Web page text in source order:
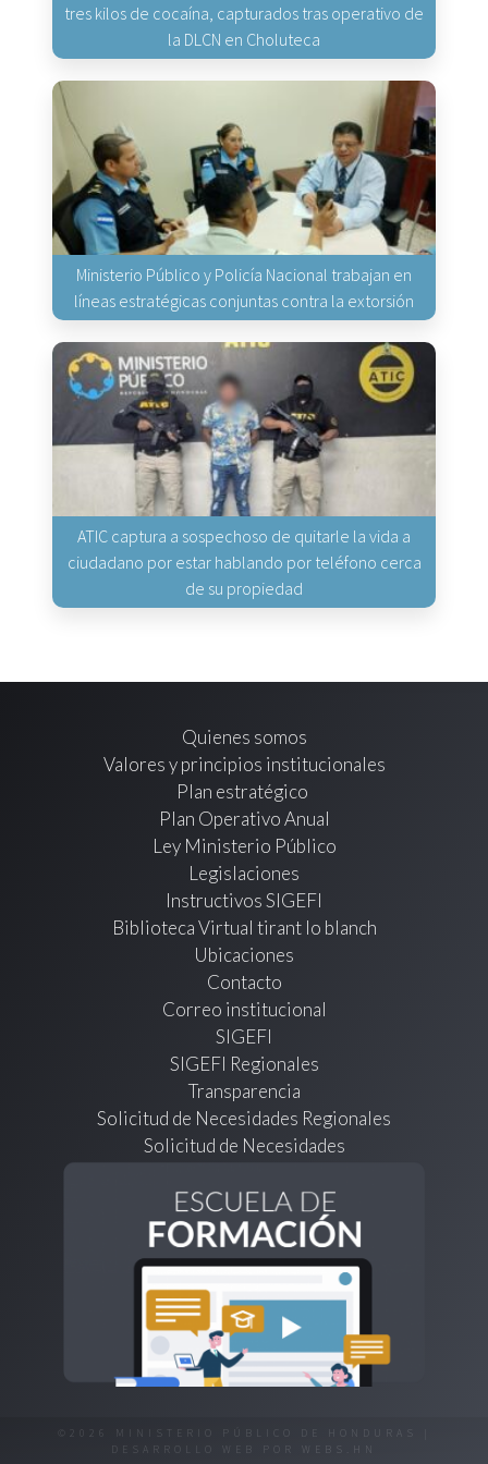
tres kilos de cocaína, capturados tras operativo de
la DLCN en Choluteca
Ministerio Público y Policía Nacional trabajan en
líneas estratégicas conjuntas contra la extorsión
ATIC captura a sospechoso de quitarle la vida a
ciudadano por estar hablando por teléfono cerca
de su propiedad
Quienes somos
Valores y principios institucionales
Plan estratégico
Plan Operativo Anual
Ley Ministerio Público
Legislaciones
Instructivos SIGEFI
Biblioteca Virtual tirant lo blanch
Ubicaciones
Contacto
Correo institucional
SIGEFI
SIGEFI Regionales
Transparencia
Solicitud de Necesidades Regionales
Solicitud de Necesidades
©2026 MINISTERIO PÚBLICO DE HONDURAS |
DESARROLLO WEB POR
WEBS.HN